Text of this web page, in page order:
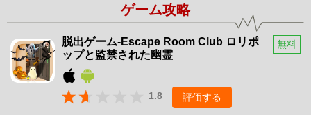
ゲーム攻略
脱出ゲーム-Escape Room Club ロリポ
ップと監禁された幽霊
無料
1.8 評価する